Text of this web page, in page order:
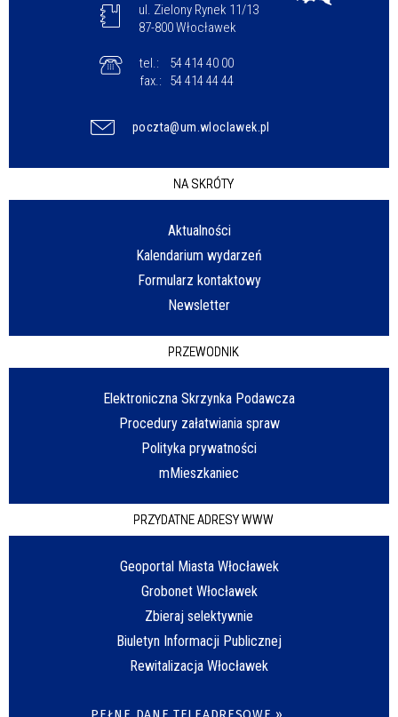
ul. Zielony Rynek 11/13
87-800 Włocławek
tel.:
54 414 40 00
fax.:
54 414 44 44
poczta@um.wloclawek.pl
NA SKRÓTY
Aktualności
Kalendarium wydarzeń
Formularz kontaktowy
Newsletter
PRZEWODNIK
Elektroniczna Skrzynka Podawcza
Procedury załatwiania spraw
Polityka prywatności
mMieszkaniec
PRZYDATNE ADRESY WWW
Geoportal Miasta Włocławek
Grobonet Włocławek
Zbieraj selektywnie
Biuletyn Informacji Publicznej
Rewitalizacja Włocławek